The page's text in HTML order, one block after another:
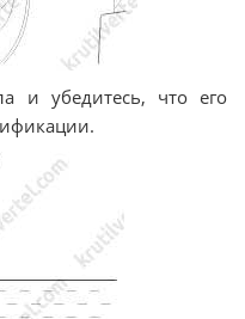
и убедитесь, что его